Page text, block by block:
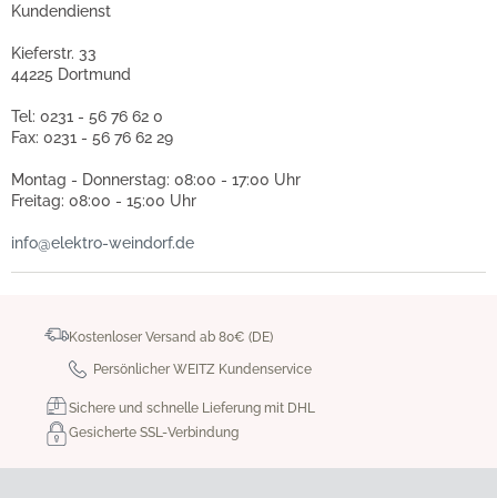
Kundendienst
Kieferstr. 33
44225 Dortmund
Tel: 0231 - 56 76 62 0
Fax: 0231 - 56 76 62 29
Montag - Donnerstag: 08:00 - 17:00 Uhr
Freitag: 08:00 - 15:00 Uhr
info@elektro-weindorf.de
Kostenloser Versand ab 80€ (DE)
Persönlicher WEITZ Kundenservice
Sichere und schnelle Lieferung mit DHL
Gesicherte SSL-Verbindung